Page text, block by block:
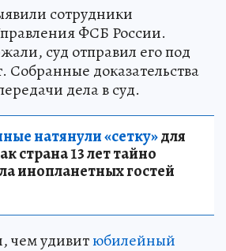
сотрудники
ФСБ России.
суд отправил его под
доказательства
дела в суд.
натянули «сетку»для
страна 13 лет тайно
инопланетных гостей
чем удивитюбилейный